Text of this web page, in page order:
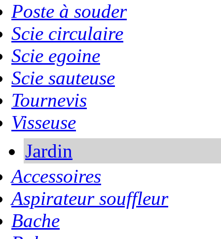
Poste à souder
Scie circulaire
Scie egoine
Scie sauteuse
Tournevis
Visseuse
Jardin
Accessoires
Aspirateur souffleur
Bache